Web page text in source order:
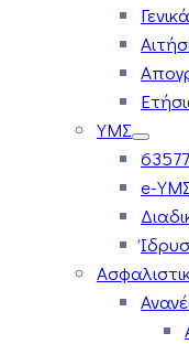
Γενικά
ΥΜΣ
e-